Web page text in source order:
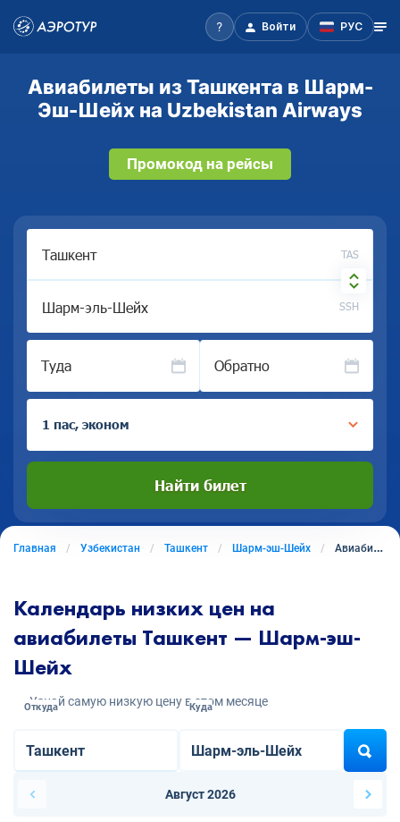
Войти РУС
Авиабилеты из Ташкента в Шарм-
Эш-Шейх на Uzbekistan Airways
Промокод на рейсы
TAS
SSH
Туда Обратно
1 пас, эконом
Найти билет
Главная Узбекистан Ташкент Шарм-эш-Шейх Авиабилеты из Ташкента в Шарм-Эш-Шейх
Календарь низких цен на
авиабилеты Ташкент — Шарм-эш-
Шейх
Узнай самую низкую цену в этом месяце
Откуда Куда
Август 2026